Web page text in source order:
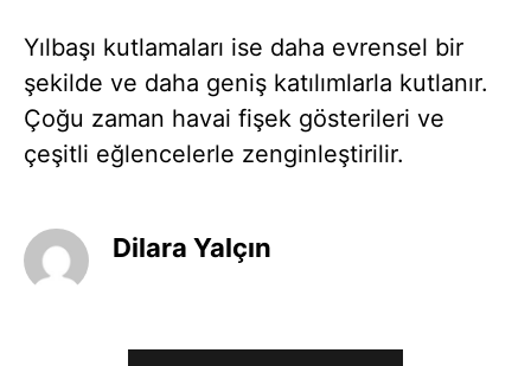
Yılbaşı kutlamaları ise daha evrensel bir
şekilde ve daha geniş katılımlarla kutlanır.
Çoğu zaman havai fişek gösterileri ve
çeşitli eğlencelerle zenginleştirilir.
Dilara Yalçın